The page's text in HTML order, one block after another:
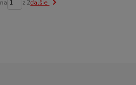
z 2ďalšie